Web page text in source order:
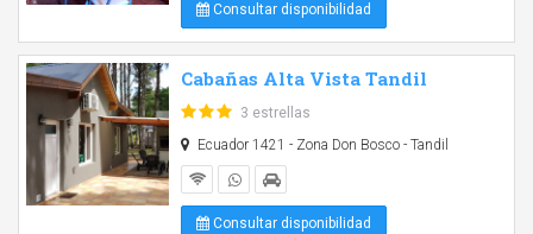
Consultar disponibilidad
Cabañas Alta Vista Tandil
3 estrellas
Ecuador 1421 - Zona Don Bosco - Tandil
Consultar disponibilidad